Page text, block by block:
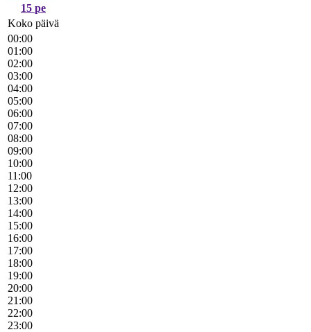
15 pe
Koko päivä
00:00
01:00
02:00
03:00
04:00
05:00
06:00
07:00
08:00
09:00
10:00
11:00
12:00
13:00
14:00
15:00
16:00
17:00
18:00
19:00
20:00
21:00
22:00
23:00